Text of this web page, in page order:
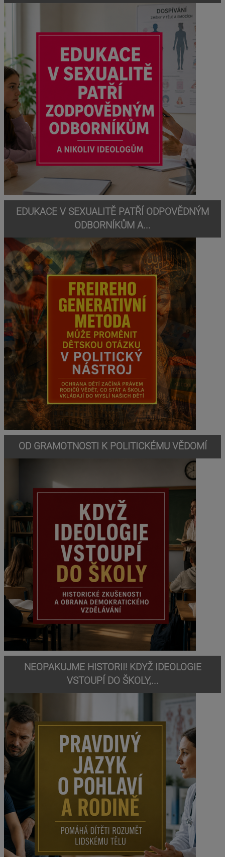
EDUKACE V SEXUALITĚ PATŘÍ ODPOVĚDNÝM
ODBORNÍKŮM A...
OD GRAMOTNOSTI K POLITICKÉMU VĚDOMÍ
NEOPAKUJME HISTORII! KDYŽ IDEOLOGIE
VSTOUPÍ DO ŠKOLY,...